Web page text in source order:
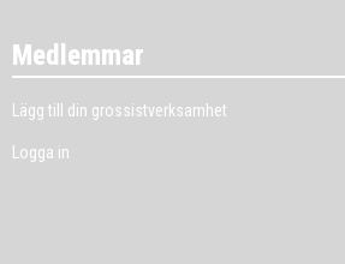
Medlemmar
Lägg till din grossistverksamhet
Logga in